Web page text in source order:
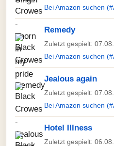
Bei Amazon suchen
Remedy
Zuletzt gespielt:
Bei Amazon suchen
Jealous again
Zuletzt gespielt:
Bei Amazon suchen
Hotel Illness
Zuletzt gespielt: